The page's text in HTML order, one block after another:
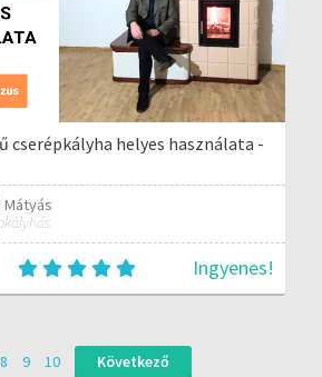
cserépkályha helyes használata -
Mátyás
Ingyenes!
8 9 10 Következő